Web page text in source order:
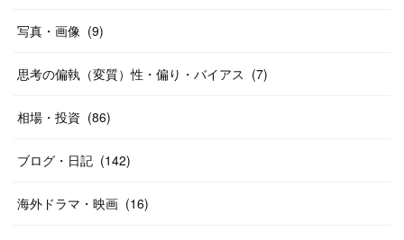
写真・画像 (9)
思考の偏執（変質）性・偏り・バイアス (7)
相場・投資 (86)
ブログ・日記 (142)
海外ドラマ・映画 (16)